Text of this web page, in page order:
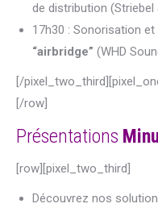
de distribution
17h30 : Sonorisation
“airbridge” (WHD
[/
[/row]
Présentations
[row][pixel_two_third]
Découvrez nos